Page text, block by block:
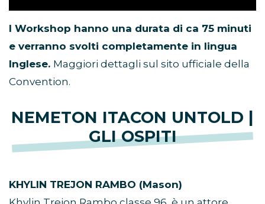
I Workshop hanno una durata di ca 75 minuti
e verranno svolti completamente in lingua
Inglese. Maggiori dettagli sul sito ufficiale della
Convention.
NEMETON ITACON UNTOLD |
GLI OSPITI
KHYLIN TREJON RAMBO (Mason)